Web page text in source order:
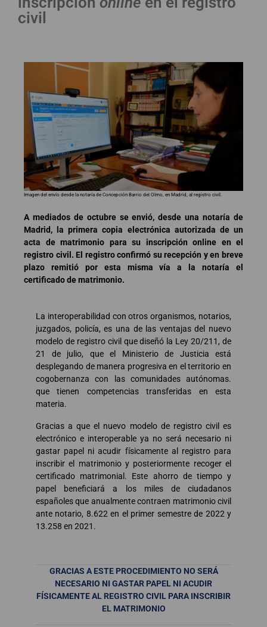
civil
Imagen del envío desde la notaría de Concepción Barrio del Olmo, en Madrid, al registro civil.
A mediados de octubre se envió, desde una notaría de
Madrid, la primera copia electrónica autorizada de un
acta de matrimonio para su inscripción online en el
registro civil. El registro confirmó su recepción y en breve
plazo remitió por esta misma vía a la notaría el
certificado de matrimonio.
La interoperabilidad con otros organismos, notarios,
juzgados, policía, es una de las ventajas del nuevo
modelo de registro civil que diseñó la Ley 20/211, de
21 de julio, que el Ministerio de Justicia está
desplegando de manera progresiva en el territorio en
cogobernanza con las comunidades autónomas.
que tienen competencias transferidas en esta
materia.
Gracias a que el nuevo modelo de registro civil es
electrónico e interoperable ya no será necesario ni
gastar papel ni acudir físicamente al registro para
inscribir el matrimonio y posteriormente recoger el
certificado matrimonial. Este ahorro de tiempo y
papel beneficiará a los miles de ciudadanos
españoles que anualmente contraen matrimonio civil
ante notario, 8.622 en el primer semestre de 2022 y
13.258 en 2021.
GRACIAS A ESTE PROCEDIMIENTO NO SERÁ
NECESARIO NI GASTAR PAPEL NI ACUDIR
FÍSICAMENTE AL REGISTRO CIVIL PARA INSCRIBIR
EL MATRIMONIO